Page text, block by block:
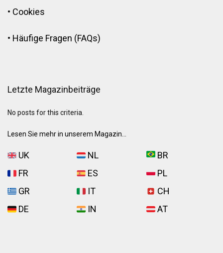
• Cookies
• Häufige Fragen (FAQs)
Letzte Magazinbeiträge
No posts for this criteria.
Lesen Sie mehr in unserem Magazin...
UK
FR
GR
DE
NL
ES
IT
IN
BR
PL
CH
AT